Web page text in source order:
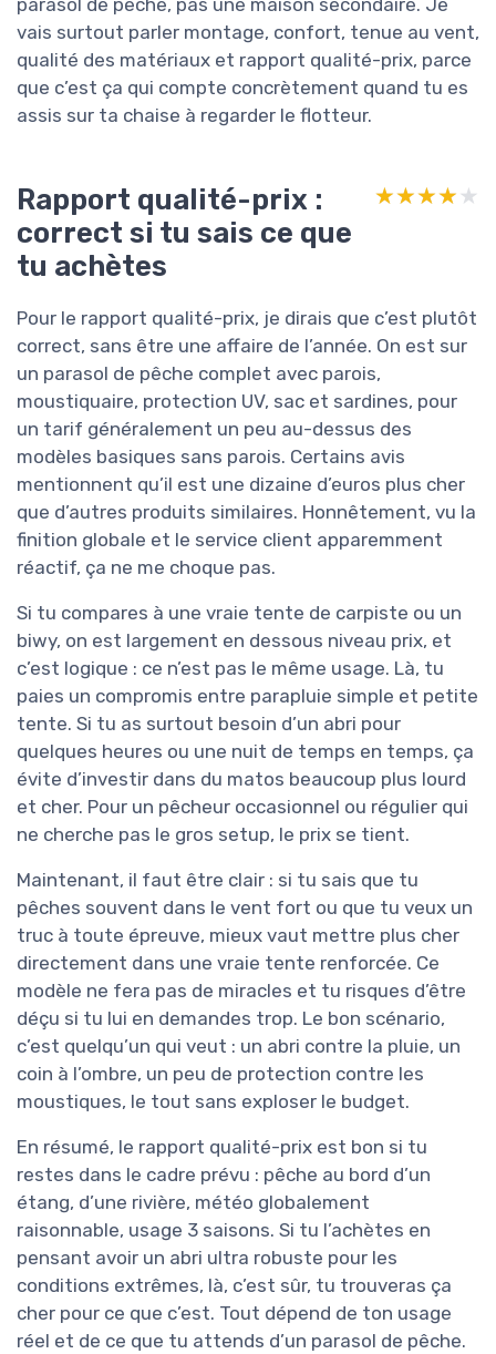
parasol de pêche, pas une maison secondaire. Je
vais surtout parler montage, confort, tenue au vent,
qualité des matériaux et rapport qualité-prix, parce
que c’est ça qui compte concrètement quand tu es
assis sur ta chaise à regarder le flotteur.
Rapport qualité-prix :
correct si tu sais ce que
tu achètes
★★★★★
★★★★★
Pour le rapport qualité-prix, je dirais que c’est plutôt
correct, sans être une affaire de l’année. On est sur
un parasol de pêche complet avec parois,
moustiquaire, protection UV, sac et sardines, pour
un tarif généralement un peu au-dessus des
modèles basiques sans parois. Certains avis
mentionnent qu’il est une dizaine d’euros plus cher
que d’autres produits similaires. Honnêtement, vu la
finition globale et le service client apparemment
réactif, ça ne me choque pas.
Si tu compares à une vraie tente de carpiste ou un
biwy, on est largement en dessous niveau prix, et
c’est logique : ce n’est pas le même usage. Là, tu
paies un compromis entre parapluie simple et petite
tente. Si tu as surtout besoin d’un abri pour
quelques heures ou une nuit de temps en temps, ça
évite d’investir dans du matos beaucoup plus lourd
et cher. Pour un pêcheur occasionnel ou régulier qui
ne cherche pas le gros setup, le prix se tient.
Maintenant, il faut être clair : si tu sais que tu
pêches souvent dans le vent fort ou que tu veux un
truc à toute épreuve, mieux vaut mettre plus cher
directement dans une vraie tente renforcée. Ce
modèle ne fera pas de miracles et tu risques d’être
déçu si tu lui en demandes trop. Le bon scénario,
c’est quelqu’un qui veut : un abri contre la pluie, un
coin à l’ombre, un peu de protection contre les
moustiques, le tout sans exploser le budget.
En résumé, le rapport qualité-prix est bon si tu
restes dans le cadre prévu : pêche au bord d’un
étang, d’une rivière, météo globalement
raisonnable, usage 3 saisons. Si tu l’achètes en
pensant avoir un abri ultra robuste pour les
conditions extrêmes, là, c’est sûr, tu trouveras ça
cher pour ce que c’est. Tout dépend de ton usage
réel et de ce que tu attends d’un parasol de pêche.